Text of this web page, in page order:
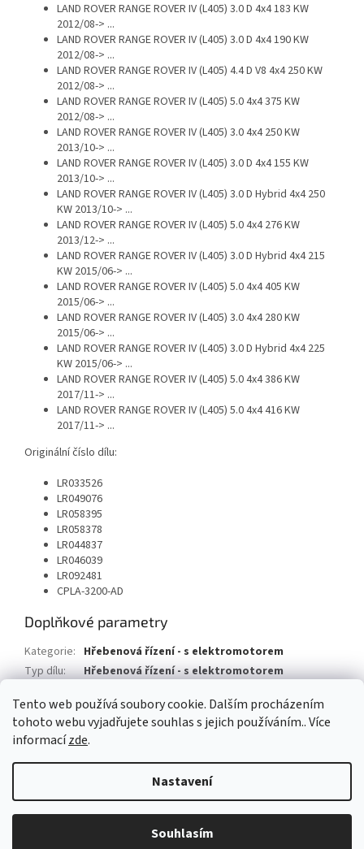
Tento web používá soubory cookie. Dalším procházením
tohoto webu vyjadřujete souhlas s jejich používáním.. Více
informacízde.
Nastavení
Souhlasím
LAND ROVER RANGE ROVER IV (L405) 3.0 D 4x4 183 KW
2012/08-> ...
LAND ROVER RANGE ROVER IV (L405) 3.0 D 4x4 190 KW
2012/08-> ...
LAND ROVER RANGE ROVER IV (L405) 4.4 D V8 4x4 250 KW
2012/08-> ...
LAND ROVER RANGE ROVER IV (L405) 5.0 4x4 375 KW
2012/08-> ...
LAND ROVER RANGE ROVER IV (L405) 3.0 4x4 250 KW
2013/10-> ...
LAND ROVER RANGE ROVER IV (L405) 3.0 D 4x4 155 KW
2013/10-> ...
LAND ROVER RANGE ROVER IV (L405) 3.0 D Hybrid 4x4 250
KW 2013/10-> ...
LAND ROVER RANGE ROVER IV (L405) 5.0 4x4 276 KW
2013/12-> ...
LAND ROVER RANGE ROVER IV (L405) 3.0 D Hybrid 4x4 215
KW 2015/06-> ...
LAND ROVER RANGE ROVER IV (L405) 5.0 4x4 405 KW
2015/06-> ...
LAND ROVER RANGE ROVER IV (L405) 3.0 4x4 280 KW
2015/06-> ...
LAND ROVER RANGE ROVER IV (L405) 3.0 D Hybrid 4x4 225
KW 2015/06-> ...
LAND ROVER RANGE ROVER IV (L405) 5.0 4x4 386 KW
2017/11-> ...
LAND ROVER RANGE ROVER IV (L405) 5.0 4x4 416 KW
2017/11-> ...
Originální číslo dílu:
LR033526
LR049076
LR058395
LR058378
LR044837
LR046039
LR092481
CPLA-3200-AD
Doplňkové parametry
Kategorie: Hřebenová řízení - s elektromotorem
Typ dílu:
Hřebenová řízení - s elektromotorem
Copyright 2026AUTOSV - repasované posilovače řízení. Všechna
práva vyhrazena.